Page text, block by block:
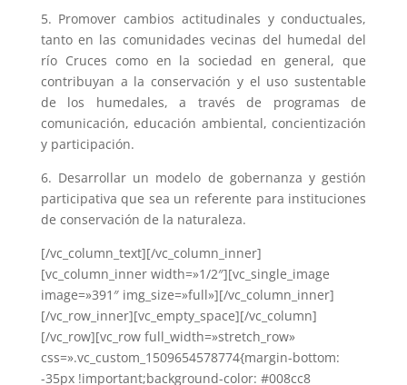
5. Promover cambios actitudinales y conductuales,
tanto en las comunidades vecinas del humedal del
río Cruces como en la sociedad en general, que
contribuyan a la conservación y el uso sustentable
de los humedales, a través de programas de
comunicación, educación ambiental, concientización
y participación.
6. Desarrollar un modelo de gobernanza y gestión
participativa que sea un referente para instituciones
de conservación de la naturaleza.
[/vc_column_text][/vc_column_inner]
[vc_column_inner width=»1/2″][vc_single_image
image=»391″ img_size=»full»][/vc_column_inner]
[/vc_row_inner][vc_empty_space][/vc_column]
[/vc_row][vc_row full_width=»stretch_row»
css=».vc_custom_1509654578774{margin-bottom:
-35px !important;background-color: #008cc8